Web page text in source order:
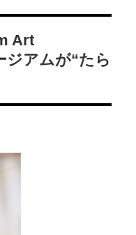
Art
アムが“たら